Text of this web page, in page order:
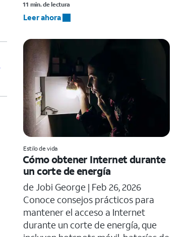
11 min. de lectura
Leer ahora
Estilo de vida
Cómo obtener Internet durante
un corte de energía
de Jobi George | Feb 26, 2026
Conoce consejos prácticos para
mantener el acceso a Internet
durante un corte de energía, que